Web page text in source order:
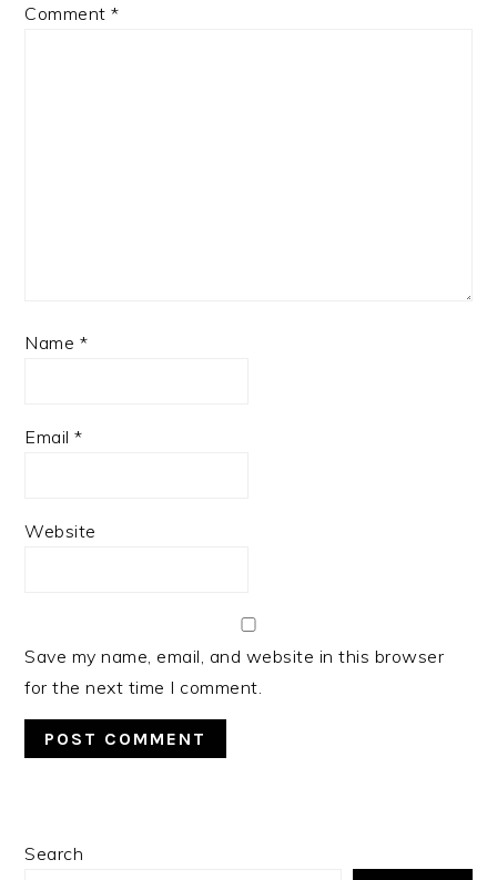
Comment*
Name *
Email*
Website
Save my name, email, and website in this browser
for the next time I comment.
PRIMARY
Search